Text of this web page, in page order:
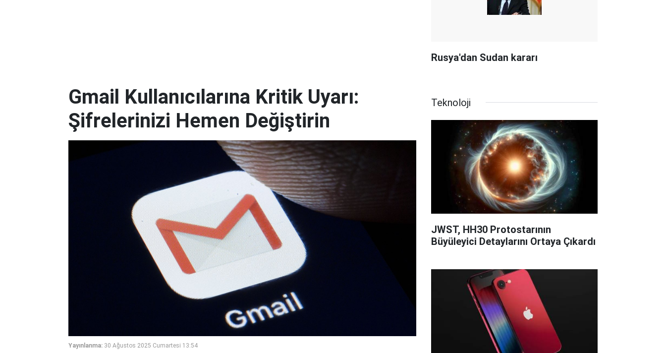
Rusya'dan Sudan kararı
Gmail Kullanıcılarına Kritik Uyarı:
Şifrelerinizi Hemen Değiştirin
Yayınlanma: 30 Ağustos 2025 Cumartesi 13:54
Teknoloji
JWST, HH30 Protostarının
Büyüleyici Detaylarını Ortaya Çıkardı